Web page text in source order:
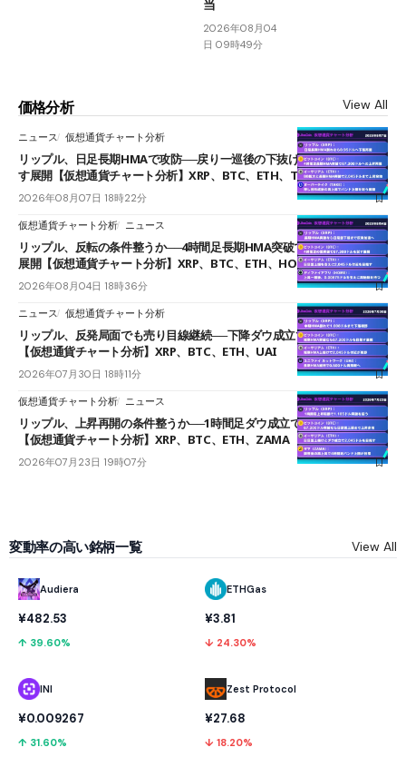
当
2026年08月04
日 09時49分
価格分析 View All
ニュース 仮想通貨チャート分析
リップル、日足長期HMAで攻防──戻り一巡後の下抜けで0.95ドルを試
す展開【仮想通貨チャート分析】XRP、BTC、ETH、TAKE
2026年08月07日 18時22分
仮想通貨チャート分析 ニュース
リップル、反転の条件整うか──4時間足長期HMA突破で雲下端を目指す
展開【仮想通貨チャート分析】XRP、BTC、ETH、HOME
2026年08月04日 18時36分
ニュース 仮想通貨チャート分析
リップル、反発局面でも売り目線継続──下降ダウ成立で下値追う展開
【仮想通貨チャート分析】XRP、BTC、ETH、UAI
2026年07月30日 18時11分
仮想通貨チャート分析 ニュース
リップル、上昇再開の条件整うか──1時間足ダウ成立で1.185ドルを狙う
【仮想通貨チャート分析】XRP、BTC、ETH、ZAMA
2026年07月23日 19時07分
変動率の高い銘柄一覧 View All
Audiera
¥482.53
↑ 39.60%
INI
¥0.009267
↑ 31.60%
ETHGas
¥3.81
↓ 24.30%
Zest Protocol
¥27.68
↓ 18.20%